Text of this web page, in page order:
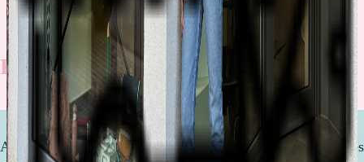
Rentrée scolaire
Attendre un enfant est l'une des étapes les plus importantes